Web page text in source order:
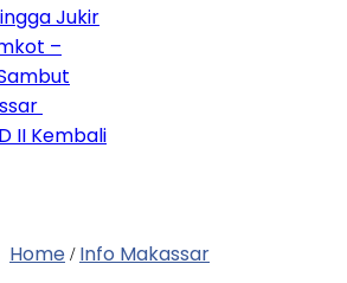
Jukir
–
Kembali
Home / Info Makassar